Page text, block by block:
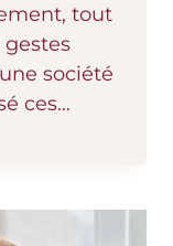
tout
société
ces…